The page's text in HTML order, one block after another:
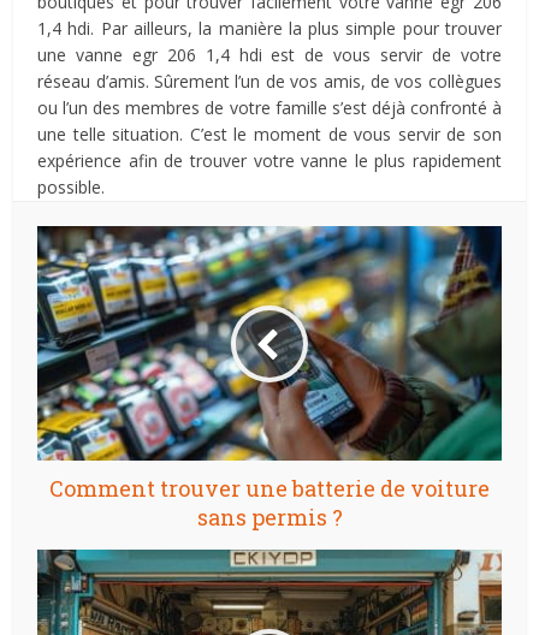
1,4 hdi. Par ailleurs, la manière la plus simple pour trouver
une vanne egr 206 1,4 hdi est de vous servir de votre
réseau d’amis. Sûrement l’un de vos amis, de vos collègues
ou l’un des membres de votre famille s’est déjà confronté à
une telle situation. C’est le moment de vous servir de son
expérience afin de trouver votre vanne le plus rapidement
possible.
Comment trouver une batterie de voiture
sans permis ?